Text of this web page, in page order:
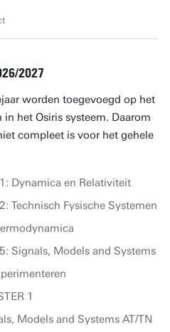
2027
worden toegevoegd op het
het Osiris systeem. Daarom
compleet is voor het gehele
Dynamica en Relativiteit
Technisch Fysische Systemen
Signals, Models and Systems
1
Models and Systems AT/TN